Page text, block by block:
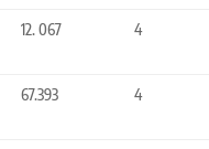
12. 067 4
67.393 4